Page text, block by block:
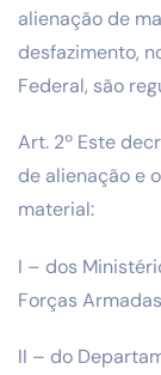
alienação de
desfazimento,
Federal, são
Art. 2º Este
de alienação e
material:
I – dos
Forças
II – do